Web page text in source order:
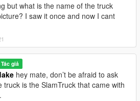
but what is the name of the truck
I saw it once and now I cant
Tác giả
hey mate, don’t be afraid to ask
truck is the SlamTruck that came with